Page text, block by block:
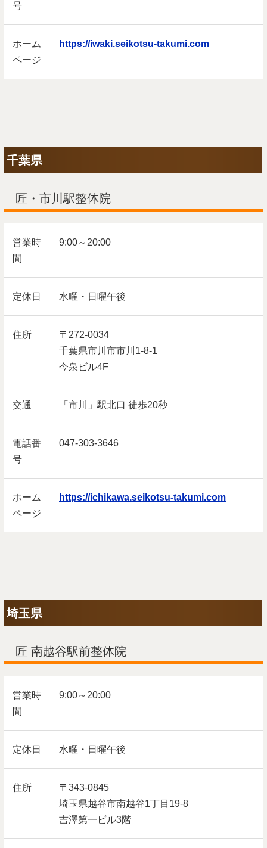
号
ホーム
ページ
https://iwaki.seikotsu-takumi.com
千葉県
匠・市川駅整体院
営業時
間
9:00～20:00
定休日 水曜・日曜午後
住所
〒272-0034
千葉県市川市市川1-8-1
今泉ビル4F
交通 「市川」駅北口 徒歩20秒
電話番
号
047-303-3646
ホーム
ページ
https://ichikawa.seikotsu-takumi.com
埼玉県
匠 南越谷駅前整体院
営業時
間
9:00～20:00
定休日 水曜・日曜午後
住所
〒343-0845
埼玉県越谷市南越谷1丁目19-8
吉澤第一ビル3階